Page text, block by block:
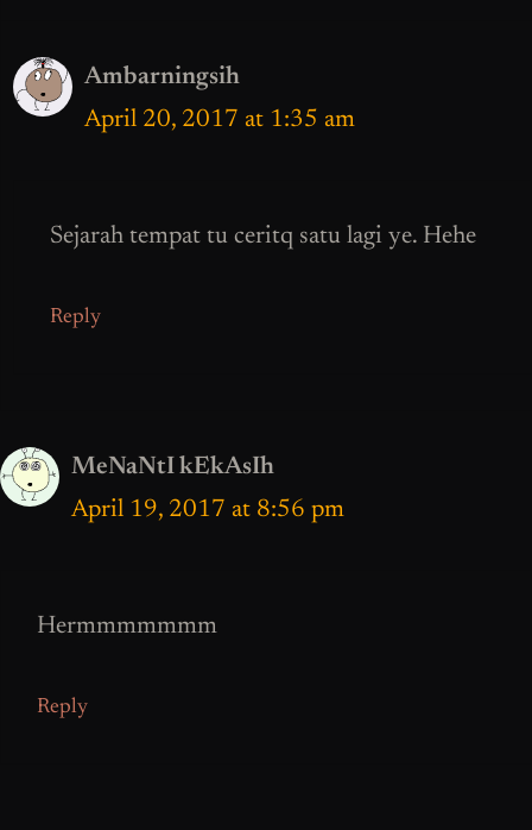
Ambarningsih
April 20, 2017 at 1:35 am
Sejarah tempat tu ceritq satu lagi ye. Hehe
Reply
MeNaNtI kEkAsIh
April 19, 2017 at 8:56 pm
Hermmmmmmm
Reply